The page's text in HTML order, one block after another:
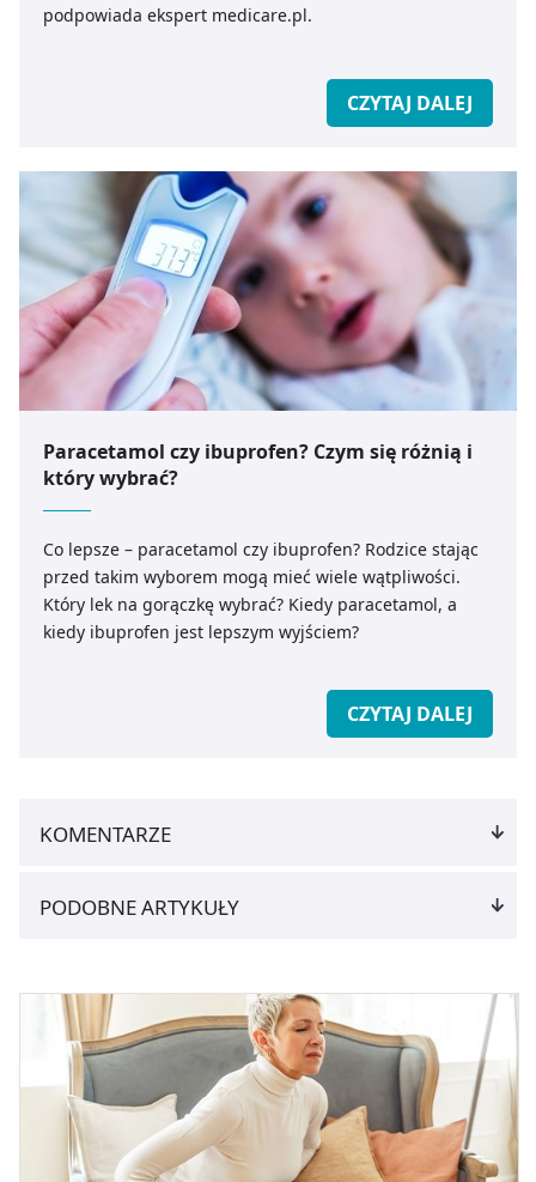
podpowiada ekspert medicare.pl.
CZYTAJ DALEJ
Paracetamol czy ibuprofen? Czym się różnią i
który wybrać?
Co lepsze – paracetamol czy ibuprofen? Rodzice stając
przed takim wyborem mogą mieć wiele wątpliwości.
Który lek na gorączkę wybrać? Kiedy paracetamol, a
kiedy ibuprofen jest lepszym wyjściem?
CZYTAJ DALEJ
KOMENTARZE
PODOBNE ARTYKUŁY